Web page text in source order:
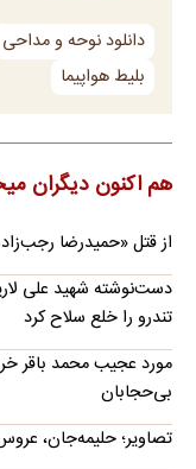
دانلود نوحه و مداحی
بلیط هواپیما
هم اکنون دیگران
از قتل «حمیدرضا
تندرو را خلع سلاح کرد
مورد عجیب محمد باقر
بی‌حجابان
تصاویر؛ حلیمه‌جان،